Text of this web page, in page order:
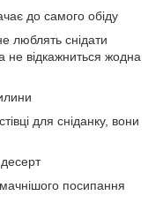
до самого обіду
люблять снідати
не відкажниться жодна
для сніданку, вони
посипання